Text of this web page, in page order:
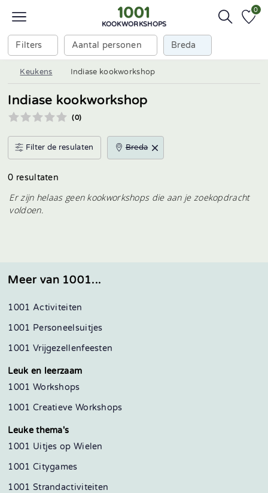
KOOKWORKSHOPS
Filters Aantal personen Breda
0
Keukens Indiase kookworkshop
Indiase kookworkshop
(0)
Filter de resulaten Breda
0 resultaten
Er zijn helaas geen kookworkshops die aan je zoekopdracht
voldoen.
Meer van 1001...
1001 Activiteiten
1001 Personeelsuitjes
1001 Vrijgezellenfeesten
Leuk en leerzaam
1001 Workshops
1001 Creatieve Workshops
Leuke thema's
1001 Uitjes op Wielen
1001 Citygames
1001 Strandactiviteiten